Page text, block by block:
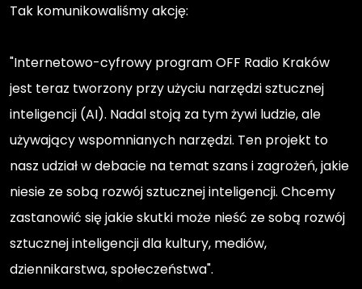
Tak komunikowaliśmy akcję:
"Internetowo-cyfrowy program OFF Radio Kraków
jest teraz tworzony przy użyciu narzędzi sztucznej
inteligencji (AI). Nadal stoją za tym żywi ludzie, ale
używający wspomnianych narzędzi. Ten projekt to
nasz udział w debacie na temat szans i zagrożeń, jakie
niesie ze sobą rozwój sztucznej inteligencji. Chcemy
zastanowić się jakie skutki może nieść ze sobą rozwój
sztucznej inteligencji dla kultury, mediów,
dziennikarstwa, społeczeństwa".